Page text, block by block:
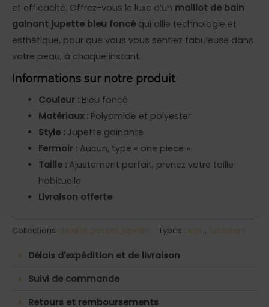
et efficacité. Offrez-vous le luxe d’un maillot de bain
gainant jupette bleu foncé qui allie technologie et
esthétique, pour que vous vous sentiez fabuleuse dans
votre peau, à chaque instant.
Informations sur notre produit
Couleur :Bleu foncé
Matériaux :Polyamide et polyester
Style :Jupette gainante
Fermoir :Aucun, type « one piece »
Taille :Ajustement parfait, prenez votre taille
habituelle
Livraison offerte
Collections : Maillot gainant jupette Types : Bleu, Sculptant
Délais d'expédition et de livraison
Suivi de commande
Retours et remboursements